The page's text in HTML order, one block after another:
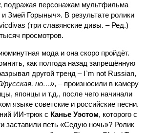
подражая персонажам мультфильма
Змей Горыныч». В результате ролики
(три славянские дивы. – Ред.)
просмотров.
мода и она скоро пройдёт.
как полгода назад запрещённую
другой тренд – I`m not Russian,
русская, но…», – произносили в камеру
японцы и т.д., после чего начинали
языке советские и российские песни.
ИИ-трюк с Канье Уэстом, которого с
заставили петь «Седую ночь»? Ролик